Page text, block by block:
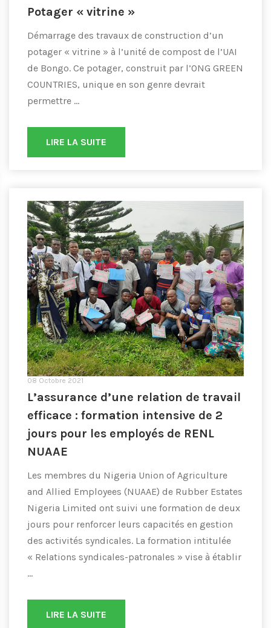
Potager « vitrine »
Démarrage des travaux de construction d’un
potager « vitrine » à l’unité de compost de l’UAI
de Bongo. Ce potager, construit par l’ONG GREEN
COUNTRIES, unique en son genre devrait
permettre ...
LIRE LA SUITE
08 Octobre 2021
L’assurance d’une relation de travail
efficace : formation intensive de 2
jours pour les employés de RENL
NUAAE
Les membres du Nigeria Union of Agriculture
and Allied Employees (NUAAE) de Rubber Estates
Nigeria Limited ont suivi une formation de deux
jours pour renforcer leurs capacités en gestion
des activités syndicales. La formation intitulée
« Relations syndicales-patronales » vise à établir
...
LIRE LA SUITE